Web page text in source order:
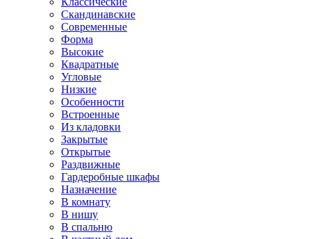
Скандинавские
Современные
Форма
Высокие
Квадратные
Угловые
Низкие
Особенности
Встроенные
Из кладовки
Закрытые
Открытые
Раздвижные
Гардеробные шкафы
Назначение
В комнату
В нишу
В спальню